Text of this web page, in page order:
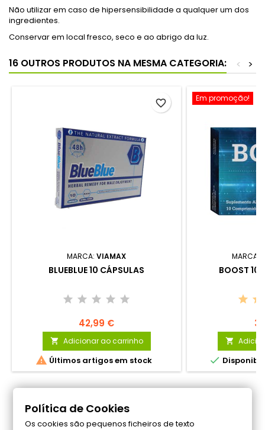
Não utilizar em caso de hipersensibilidade a qualquer um dos
ingredientes.
Conservar em local fresco, seco e ao abrigo da luz.
16 OUTROS PRODUTOS NA MESMA CATEGORIA: >
<
MARCA: VIAMAX
BLUEBLUE 10 CÁPSULAS
42,99 €
 Adicionar ao carrinho
 Últimos artigos em stock
favorite_border Em promoção!
MARCA:
BOOST 10


Siga-nos no Facebook
Política de Cookies
Os cookies são pequenos ficheiros de texto